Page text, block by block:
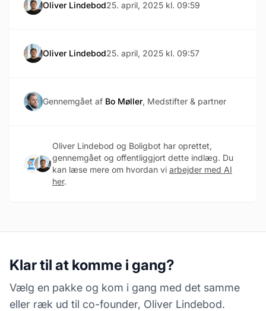
Oliver Lindebod25. april, 2025 kl. 09:59
Oliver Lindebod25. april, 2025 kl. 09:57
Gennemgået af Bo Møller, Medstifter & partner
Oliver Lindebod og Boligbot har oprettet,
gennemgået og offentliggjort dette indlæg. Du
kan læse mere om hvordan vi arbejder med AI
her.
Klar til at komme i gang?
Vælg en pakke og kom i gang med det samme
eller ræk ud til co-founder, Oliver Lindebod.